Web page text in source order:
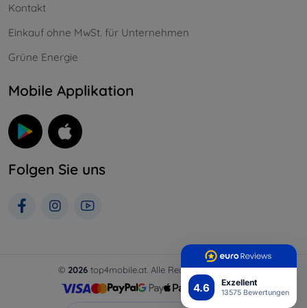
4.6 Exzellent
13575 Bewertungen
Kontakt
Einkauf ohne MwSt. für Unternehmen
Grüne Energie
Mobile Applikation
Folgen Sie uns
© 2026top4mobile.at. Alle Rechte vorbehalten.